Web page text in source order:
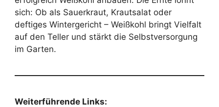
sich: Ob als Sauerkraut, Krautsalat oder
deftiges Wintergericht – Weißkohl bringt Vielfalt
auf den Teller und stärkt die Selbstversorgung
im Garten.
Weiterführende Links: